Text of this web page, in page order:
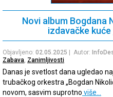
Novi album Bogdana
izdavačke kuće
Objavljeno: 02.05.2025 | Autor:
Zabava Zanimljivosti
Danas je svetlost dana ugledao
trubačkog orkestra „Bogdan
novom, sasvim suprotno više…